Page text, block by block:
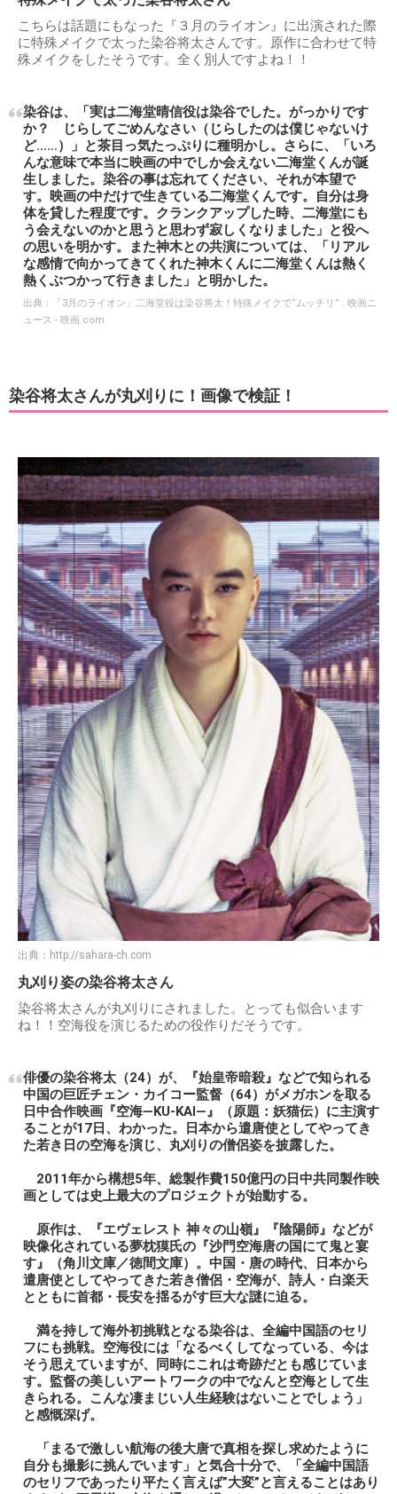
こちらは話題にもなった『３月のライオン』に出演された際
に特殊メイクで太った染谷将太さんです。原作に合わせて特
殊メイクをしたそうです。全く別人ですよね！！
染谷は、「実は二海堂晴信役は染谷でした。がっかりです
か？ じらしてごめんなさい（じらしたのは僕じゃないけ
ど……）」と茶目っ気たっぷりに種明かし。さらに、「いろ
んな意味で本当に映画の中でしか会えない二海堂くんが誕
生しました。染谷の事は忘れてください、それが本望で
す。映画の中だけで生きている二海堂くんです。自分は身
体を貸した程度です。クランクアップした時、二海堂にも
う会えないのかと思うと思わず寂しくなりました」と役へ
の思いを明かす。また神木との共演については、「リアル
な感情で向かってきてくれた神木くんに二海堂くんは熱く
熱くぶつかって行きました」と明かした。
出典：
「3月のライオン」二海堂役は染谷将太！特殊メイクで“ムッチリ” : 映画ニ
ュース - 映画.com
染谷将太さんが丸刈りに！画像で検証！
出典： http://sahara-ch.com
丸刈り姿の染谷将太さん
染谷将太さんが丸刈りにされました。とっても似合います
ね！！空海役を演じるための役作りだそうです。
俳優の染谷将太（24）が、『始皇帝暗殺』などで知られる
中国の巨匠チェン・カイコー監督（64）がメガホンを取る
日中合作映画『空海―KU-KAI―』（原題：妖猫伝）に主演す
ることが17日、わかった。日本から遣唐使としてやってき
た若き日の空海を演じ、丸刈りの僧侶姿を披露した。
2011年から構想5年、総製作費150億円の日中共同製作映
画としては史上最大のプロジェクトが始動する。
原作は、『エヴェレスト 神々の山嶺』『陰陽師』などが
映像化されている夢枕獏氏の『沙門空海唐の国にて鬼と宴
す』（角川文庫／徳間文庫）。中国・唐の時代、日本から
遣唐使としてやってきた若き僧侶・空海が、詩人・白楽天
とともに首都・長安を揺るがす巨大な謎に迫る。
満を持して海外初挑戦となる染谷は、全編中国語のセリ
フにも挑戦。空海役には「なるべくしてなっている、今は
そう思えていますが、同時にこれは奇跡だとも感じていま
す。監督の美しいアートワークの中でなんと空海として生
きられる。こんな凄まじい人生経験はないことでしょう」
と感慨深げ。
「まるで激しい航海の後大唐で真相を探し求めたように
自分も撮影に挑んでいます」と気合十分で、「全編中国語
のセリフであったり平たく言えば”大変”と言えることはあり